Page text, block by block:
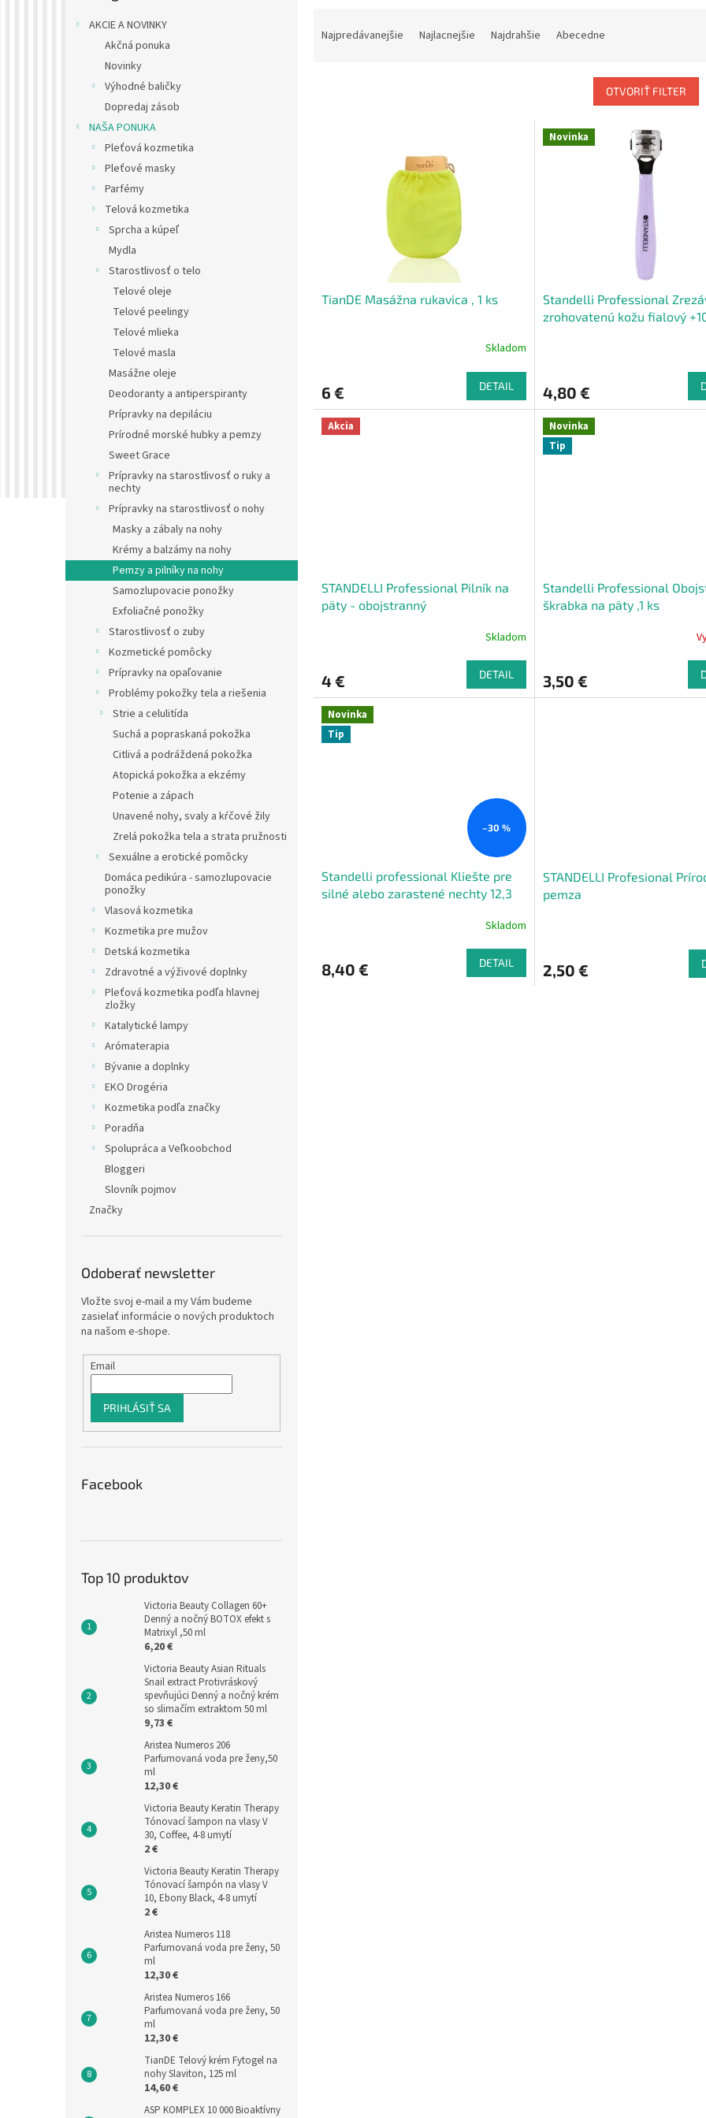
AKCIE A NOVINKY
Akčná ponuka
Novinky
Výhodné baličky
Dopredaj zásob
NAŠA PONUKA
Pleťová kozmetika
Pleťové masky
Parfémy
Telová kozmetika
Sprcha a kúpeľ
Mydla
Starostlivosť o telo
Telové oleje
Telové peelingy
Telové mlieka
Telové masla
Masážne oleje
Deodoranty a antiperspiranty
Prípravky na depiláciu
Prírodné morské hubky a pemzy
Sweet Grace
Prípravky na starostlivosť o ruky a
nechty
Prípravky na starostlivosť o nohy
Masky a zábaly na nohy
Krémy a balzámy na nohy
Pemzy a pilníky na nohy
Samozlupovacie ponožky
Exfoliačné ponožky
Starostlivosť o zuby
Kozmetické pomôcky
Prípravky na opaľovanie
Problémy pokožky tela a riešenia
Strie a celulitída
Suchá a popraskaná pokožka
Citlivá a podráždená pokožka
Atopická pokožka a ekzémy
Potenie a zápach
Unavené nohy, svaly a kŕčové žily
Zrelá pokožka tela a strata pružnosti
Sexuálne a erotické pomôcky
Domáca pedikúra - samozlupovacie
ponožky
Vlasová kozmetika
Kozmetika pre mužov
Detská kozmetika
Zdravotné a výživové doplnky
Pleťová kozmetika podľa hlavnej
zložky
Katalytické lampy
Arómaterapia
Bývanie a doplnky
EKO Drogéria
Kozmetika podľa značky
Poradňa
Spolupráca a Veľkoobchod
Bloggeri
Slovník pojmov
Značky
Odoberať newsletter
Vložte svoj e-mail a my Vám budeme
zasielať informácie o nových produktoch
na našom e-shope.
Email
PRIHLÁSIŤ SA
Facebook
Top 10 produktov
Victoria Beauty Collagen 60+
Denný a nočný BOTOX efekt s
Matrixyl ,50 ml
6,20 €
Victoria Beauty Asian Rituals
Snail extract Protivráskový
spevňujúci Denný a nočný krém
so slimačím extraktom 50 ml
9,73 €
Aristea Numeros 206
Parfumovaná voda pre ženy,50
ml
12,30 €
Victoria Beauty Keratin Therapy
Tónovací šampon na vlasy V
30, Coffee, 4-8 umytí
2 €
Victoria Beauty Keratin Therapy
Tónovací šampón na vlasy V
10, Ebony Black, 4-8 umytí
2 €
Aristea Numeros 118
Parfumovaná voda pre ženy, 50
ml
12,30 €
Aristea Numeros 166
Parfumovaná voda pre ženy, 50
ml
12,30 €
TianDE Telový krém Fytogel na
nohy Slaviton, 125 ml
14,60 €
ASP KOMPLEX 10 000 Bioaktívny
Najpredávanejšie Najlacnejšie Najdrahšie Abecedne
OTVORIŤ FILTER
TianDE Masážna rukavica , 1 ks
Skladom
6 € DETAIL
Novinka
Standelli Professional
zrohovatenú kožu fialový
4,80 €
Akcia
STANDELLI Professional Pilník na
päty - obojstranný
Skladom
4 € DETAIL
Novinka
Tip
Standelli Professional
škrabka na päty ,1 ks
3,50 €
Novinka
Tip
–30 %
Standelli professional Kliešte pre
silné alebo zarastené nechty 12,3
Skladom
8,40 € DETAIL
STANDELLI Profesional
pemza
2,50 €